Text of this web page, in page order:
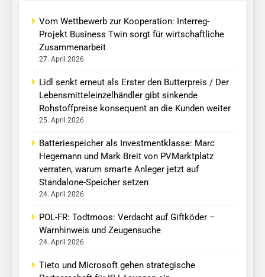
Vom Wettbewerb zur Kooperation: Interreg-
Projekt Business Twin sorgt für wirtschaftliche
Zusammenarbeit
27. April 2026
Lidl senkt erneut als Erster den Butterpreis / Der
Lebensmitteleinzelhändler gibt sinkende
Rohstoffpreise konsequent an die Kunden weiter
25. April 2026
Batteriespeicher als Investmentklasse: Marc
Hegemann und Mark Breit von PVMarktplatz
verraten, warum smarte Anleger jetzt auf
Standalone-Speicher setzen
24. April 2026
POL-FR: Todtmoos: Verdacht auf Giftköder –
Warnhinweis und Zeugensuche
24. April 2026
Tieto und Microsoft gehen strategische